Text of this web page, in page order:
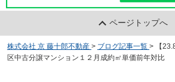
ページトップへ
株式会社 京 藤十郎不動産 > ブログ記事一覧 >
【
区中古分譲マンション１２月成約㎡単価前年対比